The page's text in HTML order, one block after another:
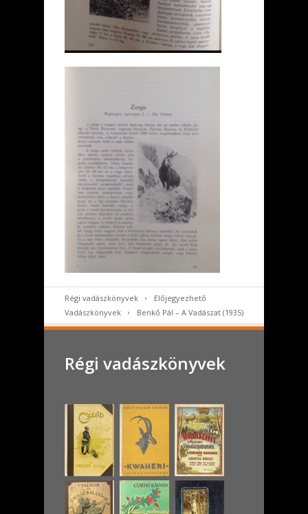
Régi vadászkönyvek
Előjegyezhető
Vadászkönyvek
Benkő Pál – A Vadászat (1935)
Régi vadászkönyvek